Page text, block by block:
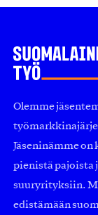
Olemme
Jäseninämme
pienistä pajoista
suuryrityksiin.
edistämään